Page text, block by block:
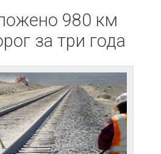
980 км
за три года